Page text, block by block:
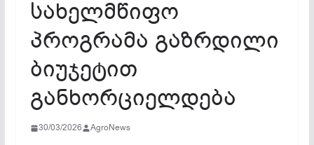
სახელმწიფო
პროგრამა გაზრდილი
ბიუჯეტით
განხორციელდება
30/03/2026 AgroNews